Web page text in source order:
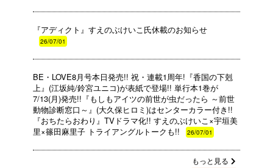
『アディクト』すえのぶけいこ氏休載のお知らせ
26/07/01
BE・LOVE8月号本日発売!! 祝・連載1周年!『香国の下剋
上』(江坂純/鈴宮ユニコ)が表紙で登場!! 単行本1巻が
7/13(月)発売!!『もしもアイツの前世が虫だったら ～前世
動物診断窓口～』(大久保ヒロミ)はセンターカラー付き!!
『おちたらおわり』TVドラマ化!! すえのぶけいこ×宇垣美
里×篠田麻里子 トライアングルトークも!!
26/07/01
もっと見る